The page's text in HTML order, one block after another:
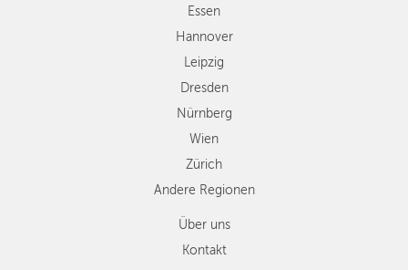
ZÜRICH
Zürich
Andere
Regionen
Essen
Hannover
Leipzig
Dresden
Nürnberg
Wien
Zürich
Andere Regionen
Über uns
Kontakt